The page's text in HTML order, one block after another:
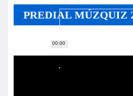
00:00
PREDIAL MÚZQUIZ
Reproductor